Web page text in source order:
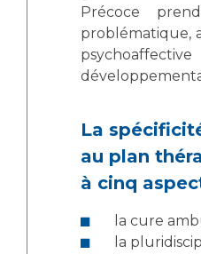
Précoce
problématique,
La
au plan
à cinq
la cure
la